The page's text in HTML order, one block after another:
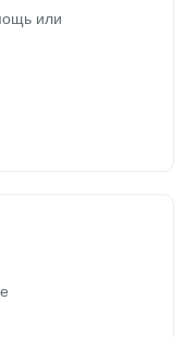
или